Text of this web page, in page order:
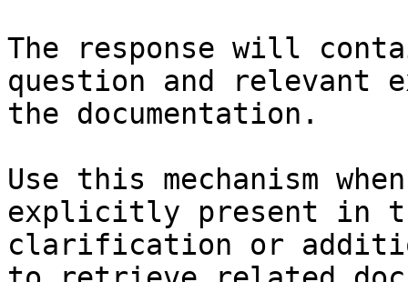
The response will
question and relevant
the documentation.
Use this mechanism
explicitly present in
clarification or